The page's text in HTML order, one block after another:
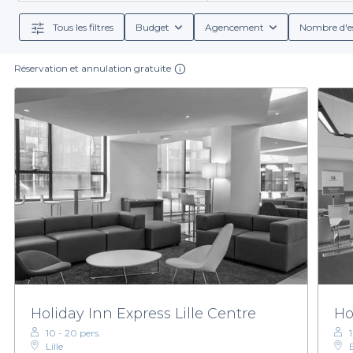
partage lors des activités ludiques et d’échanges
En venant à la métropole lilloise, vous découvrirez
Beaux-Arts par exemple et lors des haltes
Tous les filtres Budget Agencement Nombre
Réservation et annulation gratuite
Holiday Inn Express Lille Centre
10 - 20 pers.
Lille